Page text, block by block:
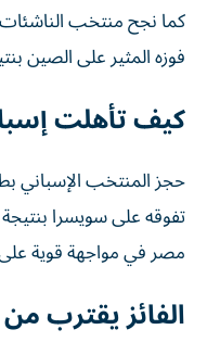
كما نجح منتخب
فوزه المثير على الصين بنتيجة 30-29 في الدور ربع
كيف تأهلت
حجز المنتخب الإسباني
مصر في مواجهة قوية على
الفائز يقترب